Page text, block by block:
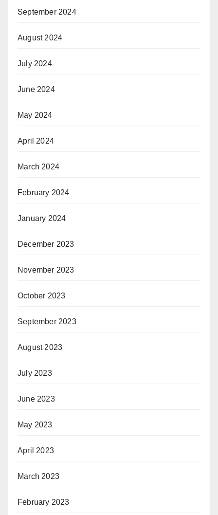
September 2024
August 2024
July 2024
June 2024
May 2024
April 2024
March 2024
February 2024
January 2024
December 2023
November 2023
October 2023
September 2023
August 2023
July 2023
June 2023
May 2023
April 2023
March 2023
February 2023